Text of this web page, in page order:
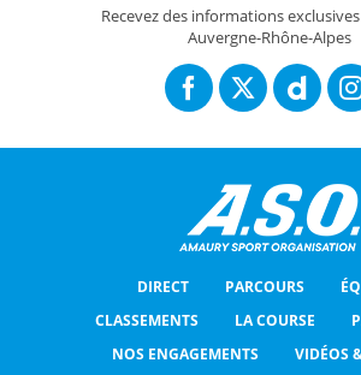
Recevez des informations
Auvergne-Rhône-Alpes
DIRECT PARCOURS
CLASSEMENTS
LA COURSE
NOS ENGAGEMENTS
VIDÉOS